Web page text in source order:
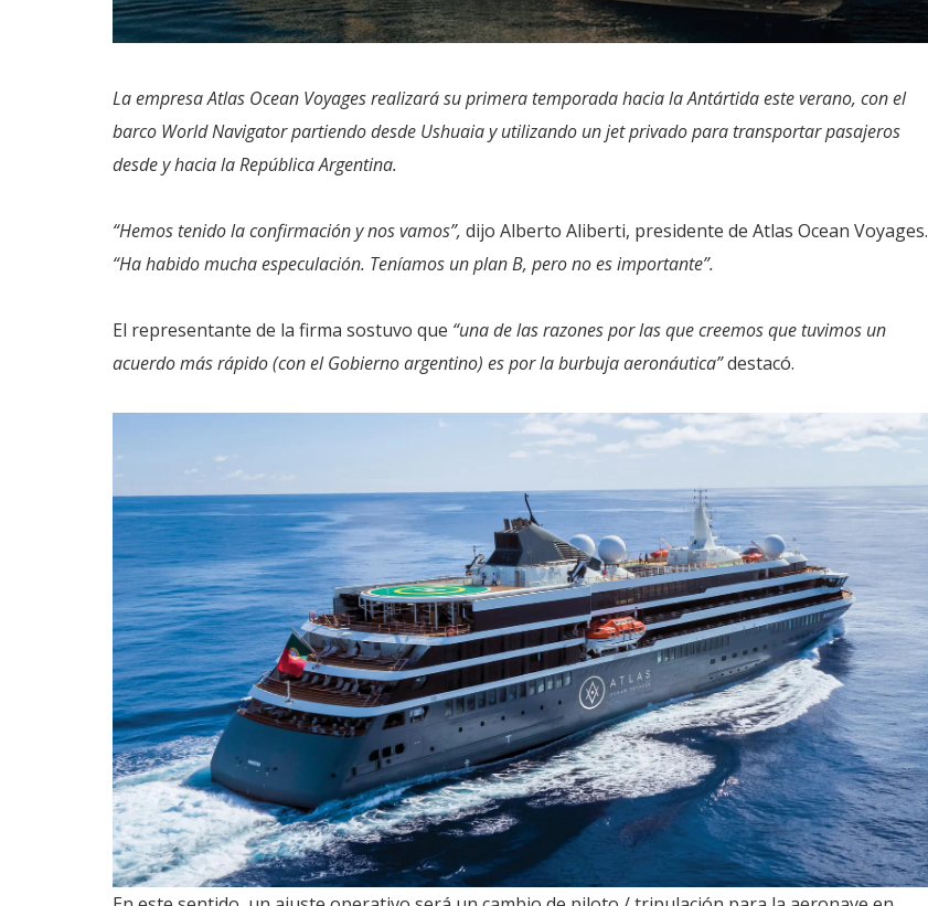
La empresa Atlas Ocean Voyages realizará su primera temporada hacia la Antártida este verano, con el
barco World Navigator partiendo desde Ushuaia y utilizando un jet privado para transportar pasajeros
desde y hacia la República Argentina.
“Hemos tenido la confirmación y nos vamos”, dijo Alberto Aliberti, presidente de Atlas Ocean Voyages.
“Ha habido mucha especulación. Teníamos un plan B, pero no es importante”.
El representante de la firma sostuvo que “una de las razones por las que creemos que tuvimos un
acuerdo más rápido (con el Gobierno argentino) es por la burbuja aeronáutica”destacó.